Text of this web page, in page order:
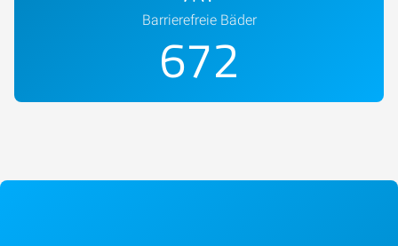
800
Barrierefreie Bäder